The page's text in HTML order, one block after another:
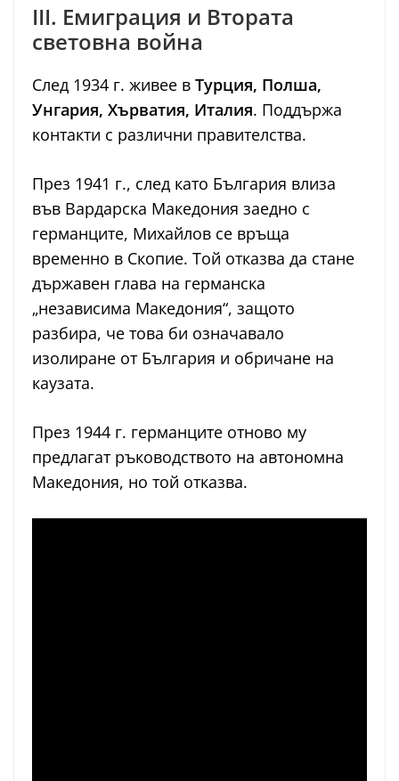
III. Емиграция и Втората
световна война
След 1934 г. живее в Турция, Полша,
Унгария, Хърватия, Италия. Поддържа
контакти с различни правителства.
През 1941 г., след като България влиза
във Вардарска Македония заедно с
германците, Михайлов се връща
временно в Скопие. Той отказва да стане
държавен глава на германска
„независима Македония“, защото
разбира, че това би означавало
изолиране от България и обричане на
каузата.
През 1944 г. германците отново му
предлагат ръководството на автономна
Македония, но той отказва.